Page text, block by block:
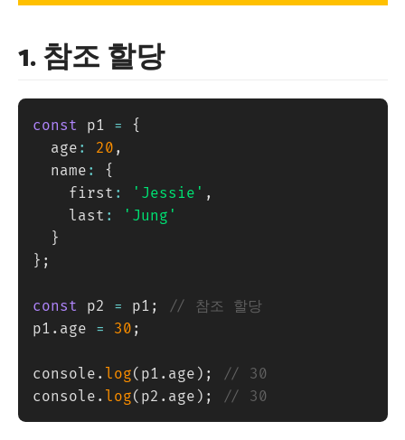
1. 참조 할당
const p1 =
{
  age
: 20 ,
  name
:
{
    first
: 'Jessie' ,
    last
:
'Jung'
}
} ;
const p2 = p1 ;
// 참조 할당
p1 . age = 30 ;
console . log( p1 . age ) ;
// 30
console . log( p2 . age ) ; // 30